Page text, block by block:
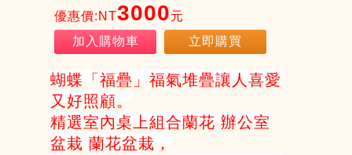
優惠價:NT3000元
加入購物車
立即購買
蝴蝶「福疊」福氣堆疊讓人喜愛
又好照顧。
精選室內桌上組合蘭花 辦公室
盆栽 蘭花盆栽，